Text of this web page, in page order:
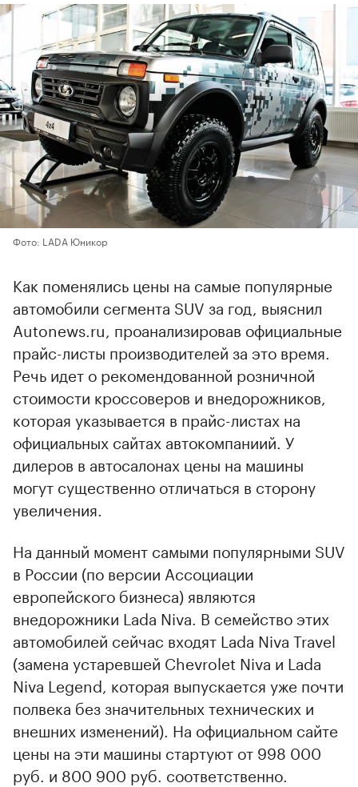
Фото: LADA Юникор
Как поменялись цены на самые популярные
автомобили сегмента SUV за год, выяснил
Autonews.ru, проанализировав официальные
прайс-листы производителей за это время.
Речь идет о рекомендованной розничной
стоимости кроссоверов и внедорожников,
которая указывается в прайс-листах на
официальных сайтах автокомпаниий. У
дилеров в автосалонах цены на машины
могут существенно отличаться в сторону
увеличения.
На данный момент самыми популярными SUV
в России (по версии Ассоциации
европейского бизнеса) являются
внедорожники Lada Niva. В семейство этих
автомобилей сейчас входят Lada Niva Travel
(замена устаревшей Chevrolet Niva и Lada
Niva Legend, которая выпускается уже почти
полвека без значительных технических и
внешних изменений). На официальном сайте
цены на эти машины стартуют от 998 000
руб. и 800 900 руб. соответственно.